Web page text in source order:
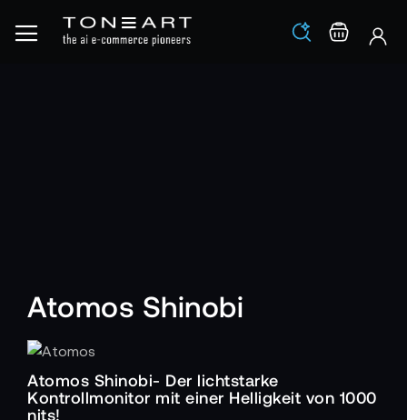
Los
Atomos Shinobi
Atomos Shinobi- Der lichtstarke
Kontrollmonitor mit einer Helligkeit von 1000
nits!